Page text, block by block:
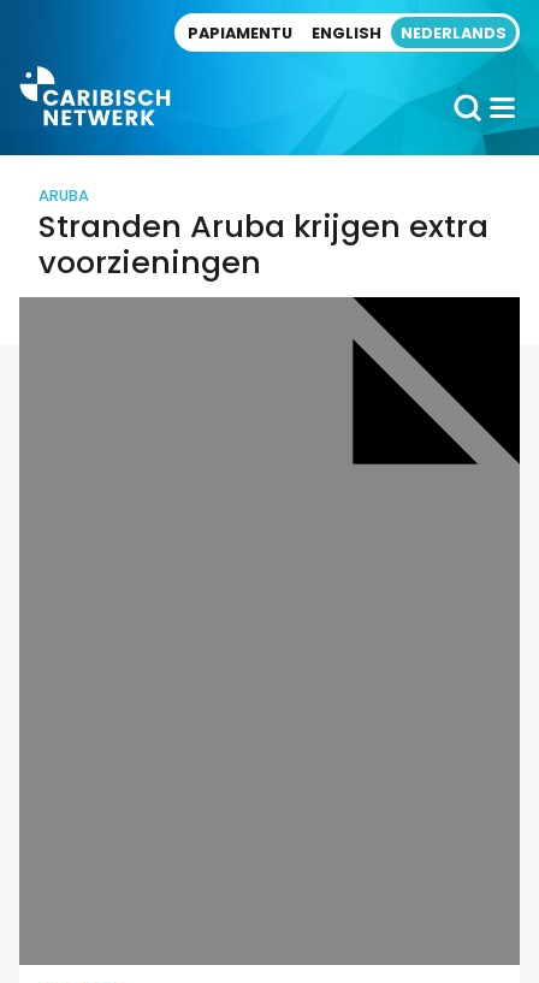
PAPIAMENTU ENGLISH NEDERLANDS
ARUBA
Stranden Aruba krijgen extra
voorzieningen